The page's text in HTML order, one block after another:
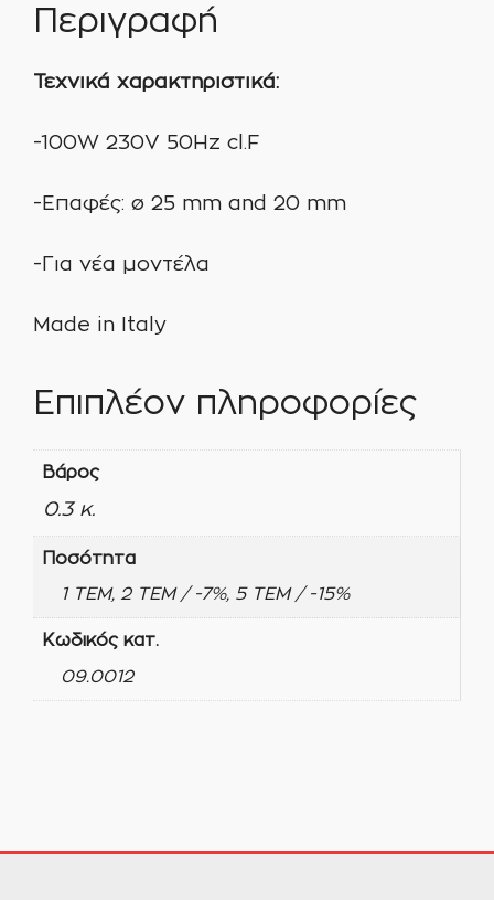
Περιγραφή
Τεχνικά χαρακτηριστικά:
-100W 230V 50Hz cl.F
-Επαφές: ø 25 mm and 20 mm
-Για νέα μοντέλα
Made in Italy
Επιπλέον πληροφορίες
Βάρος
0.3 κ.
Ποσότητα
1 ΤΕΜ, 2 ΤΕΜ / -7%, 5 ΤΕΜ / -15%
Κωδικός κατ.
09.0012